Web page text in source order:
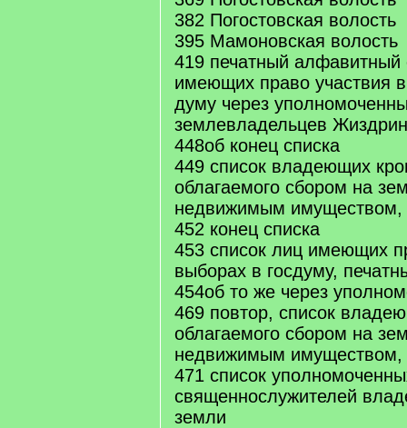
382 Погостовская волость
395 Мамоновская волость
419 печатный алфавитный
имеющих право участвия
думу через
землевладельцев
448об конец списка
449 список владеющих
облагаемого сбором на
недвижимым имуществом,
452 конец списка
453 список лиц имеющих
выборах в госдуму,
454об то же через
469 повтор, список
облагаемого сбором на
недвижимым имуществом,
471 список
священнослужителей
земли